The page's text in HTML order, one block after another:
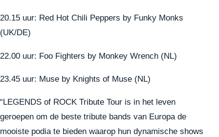
20.15 uur: Red Hot Chili Peppers by Funky Monks
(UK/DE)
22.00 uur: Foo Fighters by Monkey Wrench (NL)
23.45 uur: Muse by Knights of Muse (NL)
“LEGENDS of ROCK Tribute Tour is in het leven
geroepen om de beste tribute bands van Europa de
mooiste podia te bieden waarop hun dynamische shows